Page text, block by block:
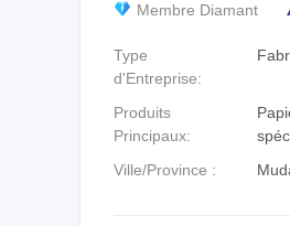
Membre Diamant
Type
d'Entreprise:
Produits
Principaux:
Ville/Province :